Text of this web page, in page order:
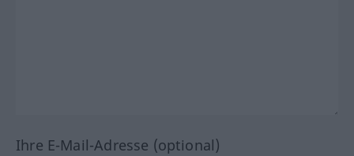
Ihre E-Mail-Adresse (optional)